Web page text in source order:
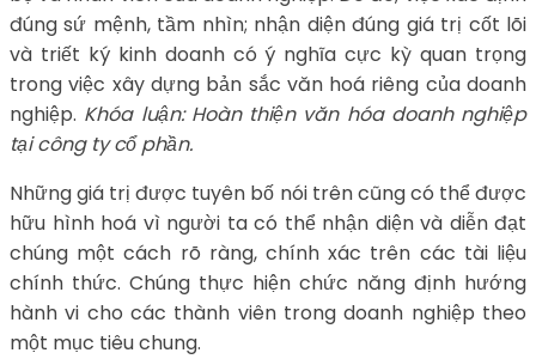
đúng sứ mệnh, tầm nhìn; nhận diện đúng giá trị cốt lõi
và triết ký kinh doanh có ý nghĩa cực kỳ quan trọng
trong việc xây dựng bản sắc văn hoá riêng của doanh
nghiệp. Khóa luận: Hoàn thiện văn hóa doanh nghiệp
tại công ty cổ phần.
Những giá trị được tuyên bố nói trên cũng có thể được
hữu hình hoá vì người ta có thể nhận diện và diễn đạt
chúng một cách rõ ràng, chính xác trên các tài liệu
chính thức. Chúng thực hiện chức năng định hướng
hành vi cho các thành viên trong doanh nghiệp theo
một mục tiêu chung.